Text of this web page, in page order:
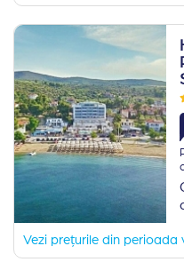
Vezi prețurile din perioada